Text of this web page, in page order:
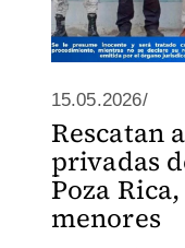
15.05.2026/
Rescatan
privadas
Poza
menores